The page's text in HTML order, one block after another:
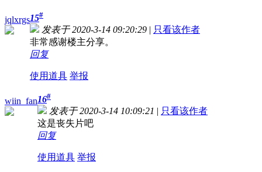
jqlxrgs15#
发表于 2020-3-14 09:20:29 | 只看该作者
非常感谢楼主分享。
回复
使用道具 举报
wiin_fan16#
发表于 2020-3-14 10:09:21 | 只看该作者
这是丧失片吧
回复
使用道具 举报